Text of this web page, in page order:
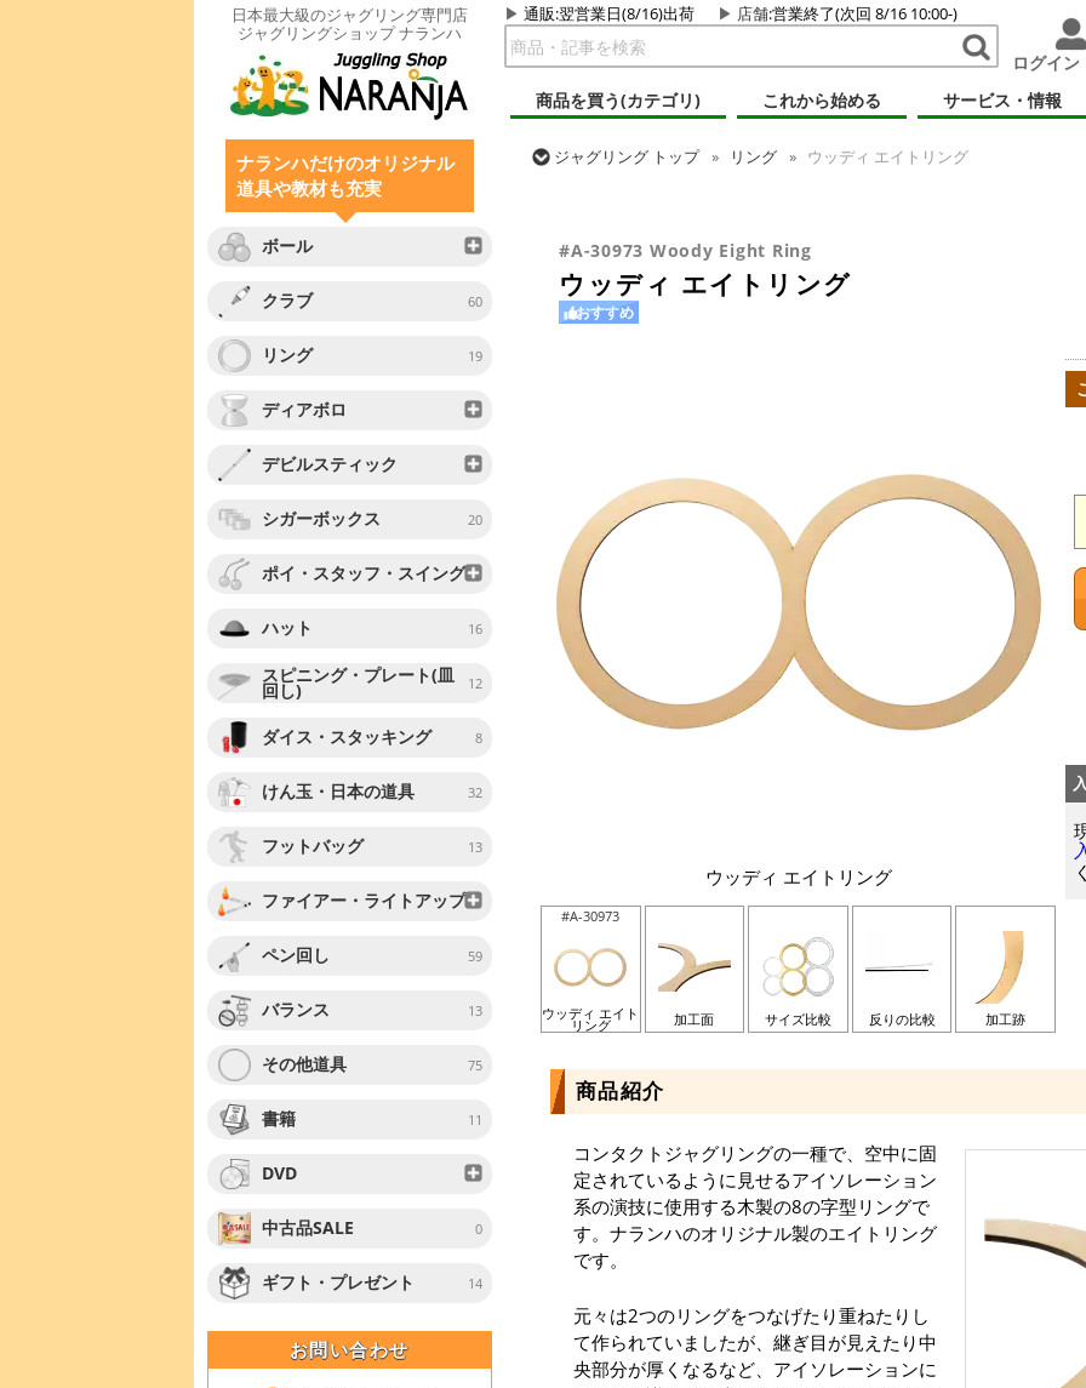
日本最大級のジャグリング専門店
ジャグリングショップ ナランハ
通販:翌営業日(8/16)出荷 店舗:営業終了(次回 8/16 10:00-)
ログイン
商品を買う(カテゴリ)
これから始める サービス・情報
ナランハだけのオリジナル
道具や教材も充実
ボール
クラブ 60
リング 19
ディアボロ
デビルスティック
シガーボックス 20
ポイ・スタッフ・スイング
ハット 16
スピニング・プレート(皿
回し) 12
ダイス・スタッキング 8
けん玉・日本の道具 32
フットバッグ 13
ファイアー・ライトアップ
ペン回し 59
バランス 13
その他道具 75
書籍 11
DVD
中古品SALE 0
ギフト・プレゼント 14
お問い合わせ
ジャグリング トップ リング
ウッディ エイトリング
#A-30973 Woody Eight Ring
ウッディ エイトリング
おすすめ
ウッディ エイトリング
#A-30973
ウッディ エイト
リング 加工面 サイズ比較 反りの比較 加工跡
商品紹介
コンタクトジャグリングの一種で、空中に固
定されているように見せるアイソレーション
系の演技に使用する木製の8の字型リングで
す。ナランハのオリジナル製のエイトリング
です。
元々は2つのリングをつなげたり重ねたりし
て作られていましたが、継ぎ目が見えたり中
央部分が厚くなるなど、アイソレーションに